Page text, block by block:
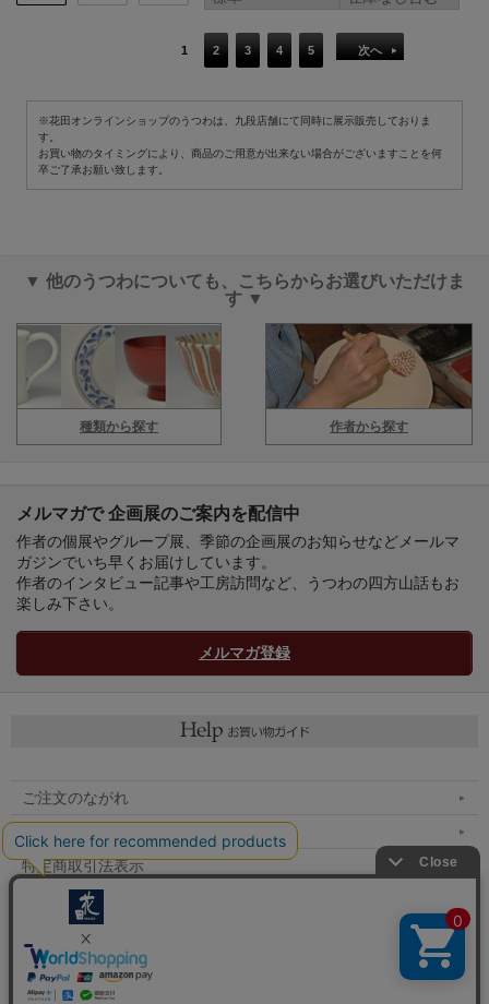
1 2 3 4 5 次へ
※花田オンラインショップのうつわは、九段店舗にて同時に展示販売しておりま
す。
お買い物のタイミングにより、商品のご用意が出来ない場合がございますことを何
卒ご了承お願い致します。
▼ 他のうつわについても、こちらからお選びいただけま
す ▼
種類から探す 作者から探す
メルマガで 企画展のご案内を配信中
作者の個展やグループ展、季節の企画展のお知らせなどメールマ
ガジンでいち早くお届けしています。
作者のインタビュー記事や工房訪問など、うつわの四方山話もお
楽しみ下さい。
メルマガ登録
ご注文のながれ
マイページへ
特定商取引法表示
個人情報の取扱い
メルマガ登録
お問い合わせ